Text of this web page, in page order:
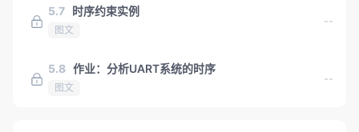
5.7 时序约束实例
图文
--
5.8 作业：分析UART系统的时序
图文
--